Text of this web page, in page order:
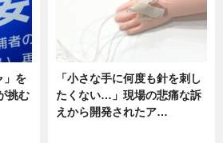
」を
挑む
「小さな手に何度も針を刺し
たくない…」現場の悲痛な訴
えから開発されたア…